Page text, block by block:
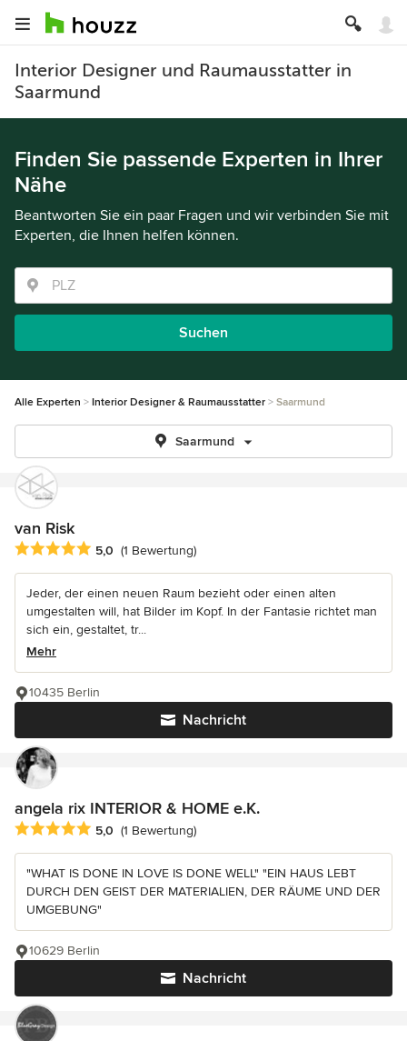
Interior Designer und Raumausstatter in
Saarmund
Finden Sie passende Experten in Ihrer
Nähe
Beantworten Sie ein paar Fragen und wir verbinden Sie mit
Experten, die Ihnen helfen können.
Suchen
Alle Experten Interior Designer & Raumausstatter Saarmund
Saarmund
van Risk
Durchschnittliche Bewertung: 5 von 5 Sternen
5,0 (1 Bewertung)
Jeder, der einen neuen Raum bezieht oder einen alten
umgestalten will, hat Bilder im Kopf. In der Fantasie richtet man
sich ein, gestaltet, tr...
Mehr
Nachricht
10435 Berlin
angela rix INTERIOR & HOME e.K.
Durchschnittliche Bewertung: 5 von 5 Sternen
5,0 (1 Bewertung)
"WHAT IS DONE IN LOVE IS DONE WELL" "EIN HAUS LEBT
DURCH DEN GEIST DER MATERIALIEN, DER RÄUME UND DER
UMGEBUNG"
Nachricht
10629 Berlin